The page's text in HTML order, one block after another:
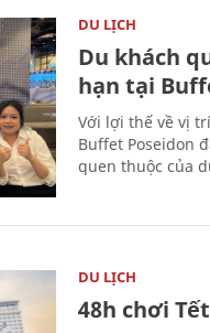
DU LỊCH
Du khách
hạn tại
Với lợi thế về vị
Buffet Poseidon
quen thuộc của
DU LỊCH
48h chơi